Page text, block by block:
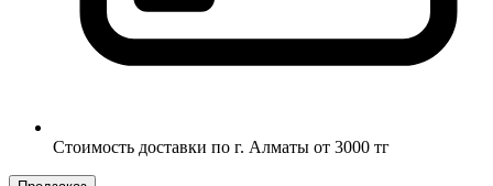
Стоимость доставки по г. Алматы от 3000 тг